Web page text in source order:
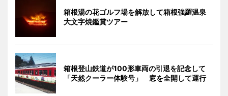
箱根湯の花ゴルフ場を解放して箱根強羅温泉
大文字焼鑑賞ツアー
箱根登山鉄道が100形車両の引退を記念して
「天然クーラー体験号」 窓を全開して運行